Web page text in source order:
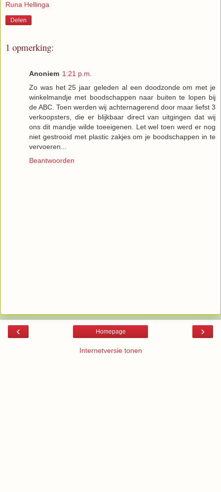
Runa Hellinga
Delen
1 opmerking:
Anoniem 1:21 p.m.
Zo was het 25 jaar geleden al een doodzonde om met je
winkelmandje met boodschappen naar buiten te lopen bij
de ABC. Toen werden wij achternagerend door maar liefst 3
verkoopsters, die er blijkbaar direct van uitgingen dat wij
ons dit mandje wilde toeeigenen. Let wel toen werd er nog
niet gestrooid met plastic zakjes om je boodschappen in te
vervoeren...
Beantwoorden
‹ ›
Homepage
Internetversie tonen